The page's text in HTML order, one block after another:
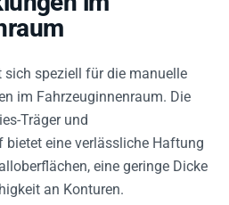
sich speziell für die manuelle
im Fahrzeuginnenraum. Die
Träger und
eine verlässliche Haftung
eine geringe Dicke
an Konturen.